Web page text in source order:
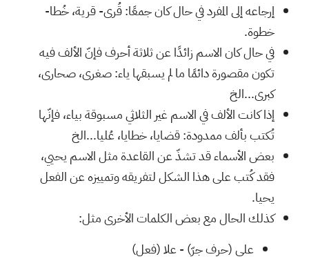
إرجاعه إلى المفرد في حال كان جمعًا: قُرى- قرية، خُطا-
خطوة.
في حال كان الاسم زائدًا عن ثلاثة أحرف فإنّ الألف فيه
تكون مقصورة دائمًا ما لم يسبقها ياء: صغرى، صحارى،
كبرى...الخ
إذا كانت الألف في الاسم غير الثلاثي مسبوقة بياء، فإنّها
تُكتب بألف ممدودة: قضايا، خطايا، عُليا...الخ
بعض الأسماء قد تشذّ عن القاعدة مثل الاسم يحيي،
فقد كُتب على هذا الشكل لتفريقه وتمييزه عن الفعل
يحيا.
كذلك الحال مع بعض الكلمات الأخرى مثل:
على (حرف جرّ) - علا (فعل)